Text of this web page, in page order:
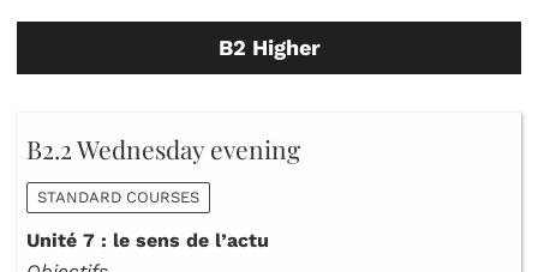
B2 Higher
B2.2 Wednesday evening
STANDARD COURSES
Unité 7 : le sens de l’actu